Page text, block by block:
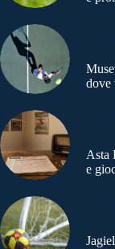
dove
Asta
e